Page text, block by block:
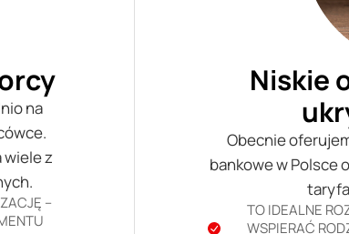
na
wiele z
–
Niskie
Obecnie
bankowe w Polsce
TO IDEALNE
WSPIERAĆ